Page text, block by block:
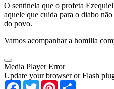
O sentinela que o profeta
aquele que cuida para o diabo
do povo.
Vamos acompanhar a homilia
Media Player Error
Update your browser or Flash
Facebook
TwitterPinterest